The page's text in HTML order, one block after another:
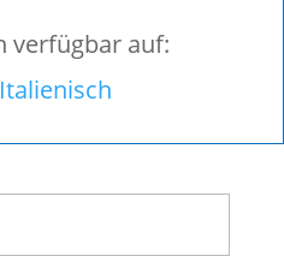
verfügbar auf:
Italienisch